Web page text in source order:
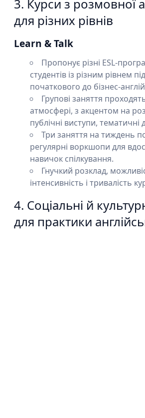
3. Курси з розмовної
для різних рівнів
Learn & Talk
Пропонує різні ESL-
студентів із різним рівнем
початкового до бізнес-
Групові заняття
атмосфері, з акцентом на
публічні виступи, тематичні
Три заняття на тиждень
регулярні воркшопи для
навичок спілкування.
Гнучкий розклад,
інтенсивність і тривалість
4. Соціальні й
для практики